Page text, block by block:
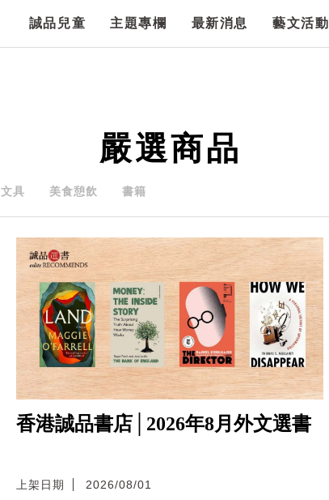
誠品兒童 主題專欄 最新消息 藝文活動
嚴選商品
文具 美食憩飲 書籍
香港誠品書店│2026年8月外文選書
上架日期 2026/08/01